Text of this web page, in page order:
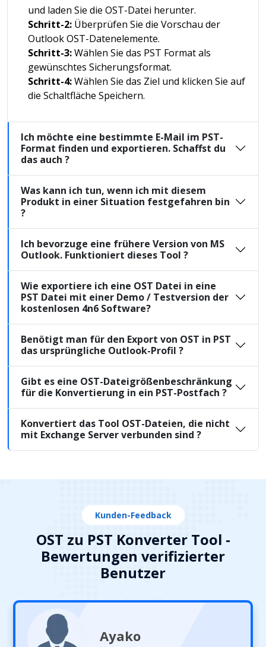
und laden Sie die OST-Datei herunter.
Schritt-2: Überprüfen Sie die Vorschau der
Outlook OST-Datenelemente.
Schritt-3:Wählen Sie das PST Format als
gewünschtes Sicherungsformat.
Schritt-4:Wählen Sie das Ziel und klicken Sie auf
die Schaltfläche Speichern.
Ich möchte eine bestimmte E-Mail im PST-
Format finden und exportieren. Schaffst du
das auch ?
Was kann ich tun, wenn ich mit diesem
Produkt in einer Situation festgefahren bin
?
Ich bevorzuge eine frühere Version von MS
Outlook. Funktioniert dieses Tool ?
Wie exportiere ich eine OST Datei in eine
PST Datei mit einer Demo / Testversion der
kostenlosen 4n6 Software?
Benötigt man für den Export von OST in PST
das ursprüngliche Outlook-Profil ?
Gibt es eine OST-Dateigrößenbeschränkung
für die Konvertierung in ein PST-Postfach ?
Konvertiert das Tool OST-Dateien, die nicht
mit Exchange Server verbunden sind ?
Kunden-Feedback
OST zu PST Konverter Tool -
Bewertungen verifizierter
Benutzer
Ayako